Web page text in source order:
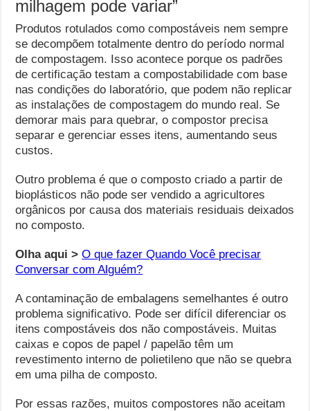
milhagem pode variar”
Produtos rotulados como compostáveis ​​nem sempre
se decompõem totalmente dentro do período normal
de compostagem. Isso acontece porque os padrões
de certificação testam a compostabilidade com base
nas condições do laboratório, que podem não replicar
as instalações de compostagem do mundo real. Se
demorar mais para quebrar, o compostor precisa
separar e gerenciar esses itens, aumentando seus
custos.
Outro problema é que o composto criado a partir de
bioplásticos não pode ser vendido a agricultores
orgânicos por causa dos materiais residuais deixados
no composto.
Olha aqui > O que fazer Quando Você precisar
Conversar com Alguém?
A contaminação de embalagens semelhantes é outro
problema significativo. Pode ser difícil diferenciar os
itens compostáveis ​​dos não compostáveis. Muitas
caixas e copos de papel / papelão têm um
revestimento interno de polietileno que não se quebra
em uma pilha de composto.
Por essas razões, muitos compostores não aceitam